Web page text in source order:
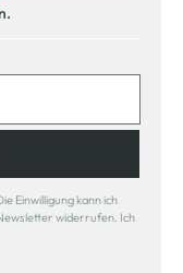
Einwilligung kann ich
widerrufen. Ich